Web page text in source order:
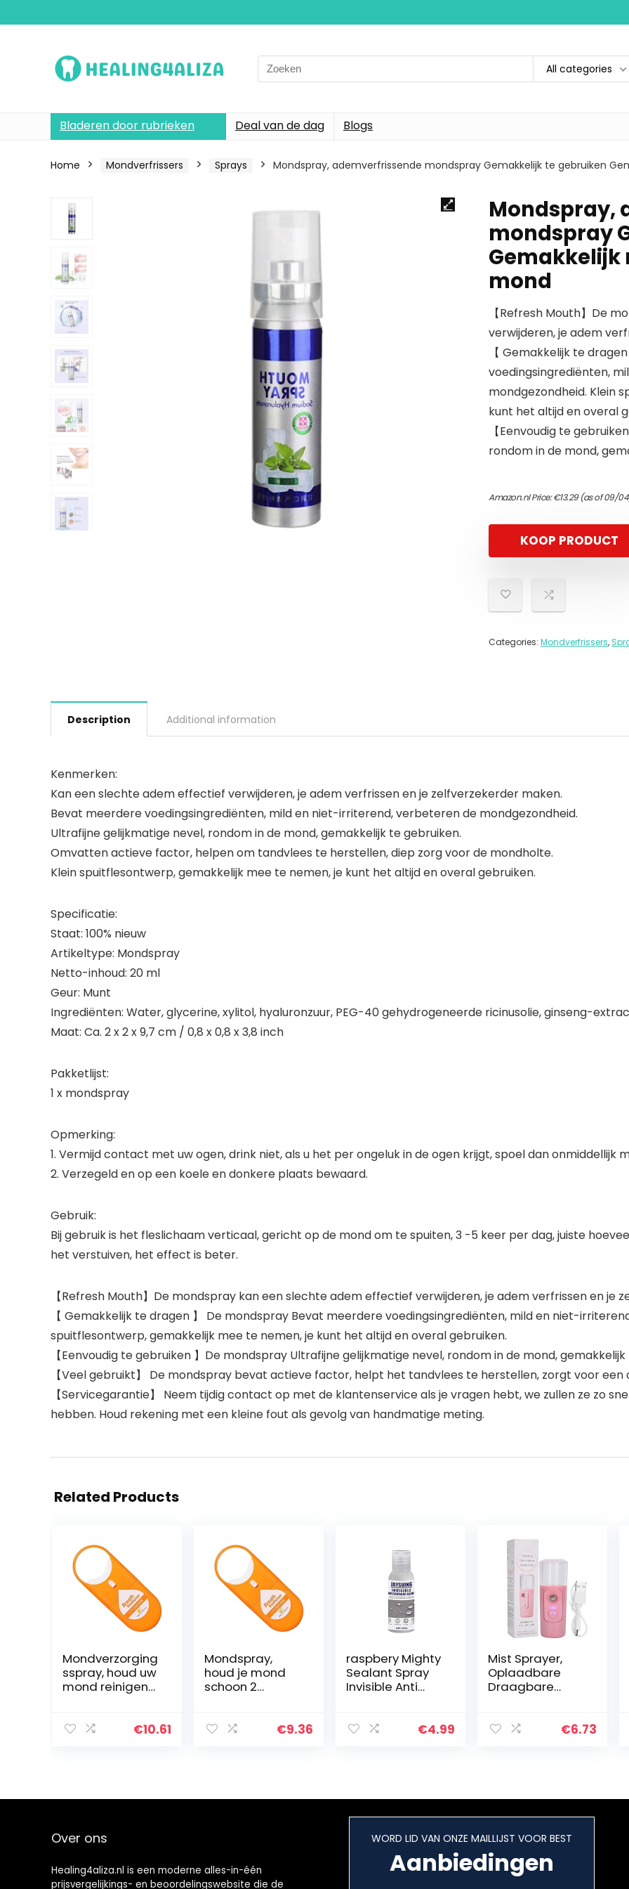
Search
for:
All categories
Bladeren door rubrieken Deal van de dag Blogs
Home Mondverfrissers Sprays Mondspray, ademverfrissende mondspray Gemakkelijk te gebruiken
Mondspray,
mondspray
Gemakkelijk
mond
【Refresh Mouth】De
verwijderen, je adem
【 Gemakkelijk te
voedingsingrediënten,
mondgezondheid. Klein
kunt het altijd en overal
【Eenvoudig te
rondom in de mond,
Amazon.nl Price:€13.29(as of 09/04/
KOOP PRODUCT
Categories: Mondverfrissers,
Description Additional information
Kenmerken:
Kan een slechte adem effectief verwijderen, je adem verfrissen en je zelfverzekerder maken.
Bevat meerdere voedingsingrediënten, mild en niet-irriterend, verbeteren de mondgezondheid.
Ultrafijne gelijkmatige nevel, rondom in de mond, gemakkelijk te gebruiken.
Omvatten actieve factor, helpen om tandvlees te herstellen, diep zorg voor de mondholte.
Klein spuitflesontwerp, gemakkelijk mee te nemen, je kunt het altijd en overal gebruiken.
Specificatie:
Staat: 100% nieuw
Artikeltype: Mondspray
Netto-inhoud: 20 ml
Geur: Munt
Ingrediënten: Water, glycerine, xylitol, hyaluronzuur, PEG-40 gehydrogeneerde ricinusolie, ginseng-
Maat: Ca. 2 x 2 x 9,7 cm / 0,8 x 0,8 x 3,8 inch
Pakketlijst:
1 x mondspray
Opmerking:
1. Vermijd contact met uw ogen, drink niet, als u het per ongeluk in de ogen krijgt, spoel dan onmiddellijk
2. Verzegeld en op een koele en donkere plaats bewaard.
Gebruik:
Bij gebruik is het fleslichaam verticaal, gericht op de mond om te spuiten, 3 -5 keer per dag, juiste
het verstuiven, het effect is beter.
【Refresh Mouth】De mondspray kan een slechte adem effectief verwijderen, je adem verfrissen en je
【 Gemakkelijk te dragen 】 De mondspray Bevat meerdere voedingsingrediënten, mild en niet-
spuitflesontwerp, gemakkelijk mee te nemen, je kunt het altijd en overal gebruiken.
【Eenvoudig te gebruiken 】De mondspray Ultrafijne gelijkmatige nevel, rondom in de mond,
【Veel gebruikt】 De mondspray bevat actieve factor, helpt het tandvlees te herstellen, zorgt voor
【Servicegarantie】 Neem tijdig contact op met de klantenservice als je vragen hebt, we zullen ze zo
hebben. Houd rekening met een kleine fout als gevolg van handmatige meting.
Related Products
Mondverzorging
sspray, houd uw
mond reinigend
verwijderen van
€10.61
Mondspray,
houd je mond
schoon 2
Mondspray voor
€9.36
raspbery Mighty
Sealant Spray
Invisible Anti
Sealant
€4.99
Mist Sprayer,
Oplaadbare
Draagbare
Sprayer,
€6.73
Over ons
Healing4aliza.nl is een moderne alles-in-één
prijsvergelijkings- en beoordelingswebsite die de
WORD LID VAN ONZE MAILLIJST VOOR BEST
Aanbiedingen